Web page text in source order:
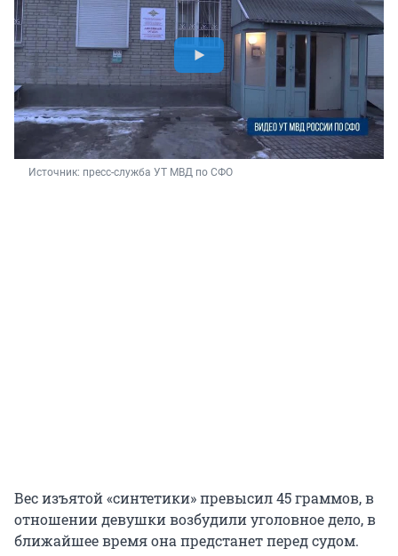
Источник: пресс-служба УТ МВД по СФО
Вес изъятой «синтетики» превысил 45 граммов, в
отношении девушки возбудили уголовное дело, в
ближайшее время она предстанет перед судом.